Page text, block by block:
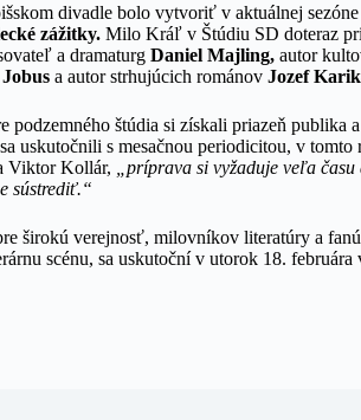
divadle bolo vytvoriť v aktuálnej
zážitky. Milo Kráľ v Štúdiu SD doteraz
a dramaturg Daniel Majling, autor
a autor strhujúcich románov Jozef
podzemného štúdia si získali priazeň publika
uskutočnili s mesačnou periodicitou, v
Viktor Kollár,
„príprava si vyžaduje veľa času
sústrediť.“
širokú verejnosť, milovníkov literatúry a
scénu, sa uskutoční v utorok 18. februára